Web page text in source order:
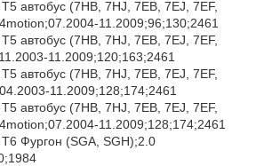
автобус (7HB, 7HJ, 7EB, 7EJ, 7EF,
11.2009;96;130;2461
автобус (7HB, 7HJ, 7EB, 7EJ, 7EF,
11.2009;120;163;2461
автобус (7HB, 7HJ, 7EB, 7EJ, 7EF,
11.2009;128;174;2461
автобус (7HB, 7HJ, 7EB, 7EJ, 7EF,
11.2009;128;174;2461
Фургон (SGA, SGH);2.0